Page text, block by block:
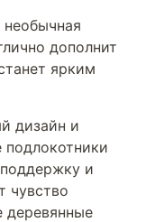
необычная
дополнит
ярким
дизайн и
и
чувство